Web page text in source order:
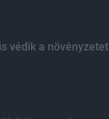
védik a növényzetet